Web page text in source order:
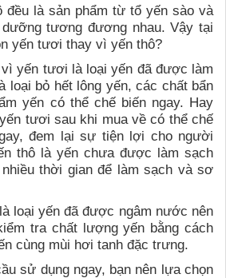
đều là sản phẩm từ tổ yến sào và
tương đương nhau. Vậy tại
yến tươi thay vì yến thô?
yến tươi là loại yến đã được làm
loại bỏ hết lông yến, các chất bẩn
yến có thể chế biến ngay. Hay
tươi sau khi mua về có thể chế
đem lại sự tiện lợi cho người
thô là yến chưa được làm sạch
thời gian để làm sạch và sơ
loại yến đã được ngâm nước nên
tra chất lượng yến bằng cách
cùng mùi hơi tanh đặc trưng.
sử dụng ngay, bạn nên lựa chọn